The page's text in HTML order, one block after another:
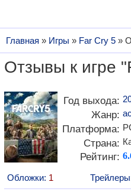
Главная » Игры » Far Cry 5 »
Отзывы к игре
Год выхода:
Жанр:
Платформа:
Страна:
Рейтинг:
Обложки: 1